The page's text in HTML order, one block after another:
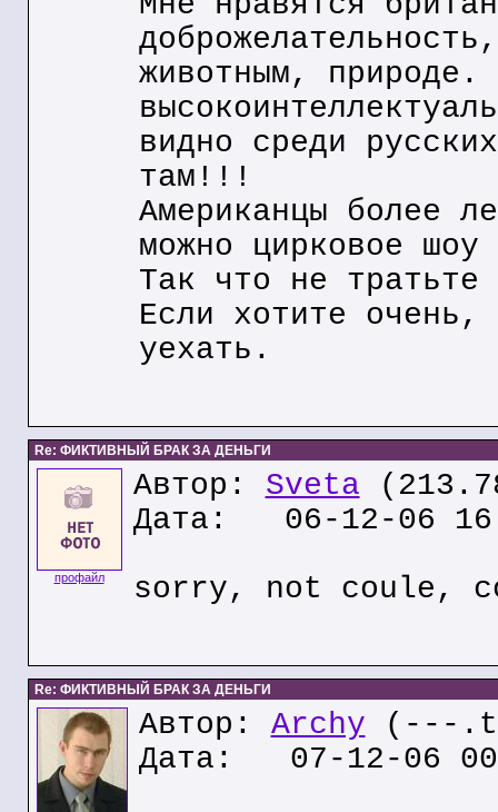
животным, природе.
видно среди
там!!!
Американцы более
можно цирковое шоу
Так что не
Если хотите очень,
уехать.
Re: ФИКТИВНЫЙ БРАК ЗА ДЕНЬГИ
профайл
Автор: Sveta
Дата: 06-12-06
sorry, not coule,
Re: ФИКТИВНЫЙ БРАК ЗА ДЕНЬГИ
Автор: Archy (---
Дата: 07-12-06